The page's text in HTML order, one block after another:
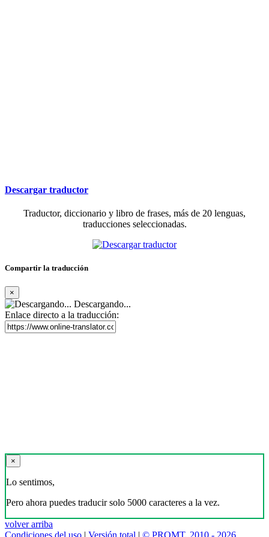
Descargar traductor
Traductor, diccionario y libro de frases, más de 20 lenguas,
traducciones seleccionadas.
Compartir la traducción
×
Descargando...
Enlace directo a la traducción:
×
Lo sentimos,
Pero ahora puedes traducir solo 5000 caracteres a la vez.
volver arriba